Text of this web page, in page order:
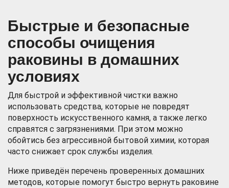
Быстрые и безопасные
способы очищения
раковины в домашних
условиях
Для быстрой и эффективной чистки важно
использовать средства, которые не повредят
поверхность искусственного камня, а также легко
справятся с загрязнениями. При этом можно
обойтись без агрессивной бытовой химии, которая
часто снижает срок службы изделия.
Ниже приведён перечень проверенных домашних
методов, которые помогут быстро вернуть раковине